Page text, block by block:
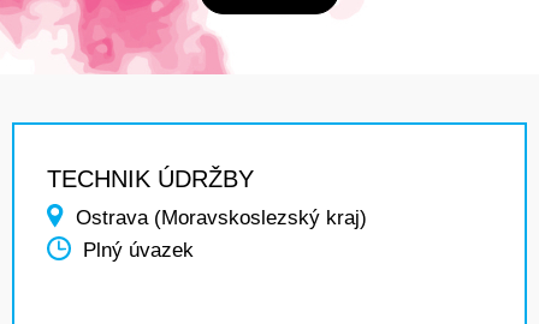
TECHNIK ÚDRŽBY
Ostrava (Moravskoslezský kraj)
Plný úvazek